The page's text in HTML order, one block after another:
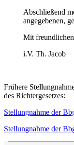
Abschließend
angegebenen,
Mit
i.V. Th. Jacob
Frühere
des Richtergesetzes:
Stellungnahme der
Stellungnahme der